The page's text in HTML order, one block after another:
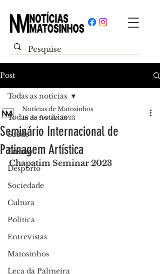
Post
Todas as notícias
Saúde
Ensino
Desporto
Sociedade
Cultura
Política
Entrevistas
Matosinhos
Leça da Palmeira
Todas as notícias
Seminário Internacional de
Patinagem Artística
Notícias de Matosinhos
16 de fev. de 2023
Chapatim Seminar 2023